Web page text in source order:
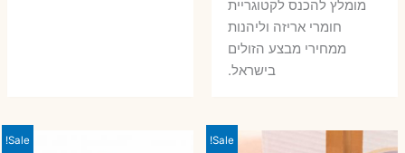
מומלץ להכנס לקטוגריית
חומרי אריזה וליהנות
ממחירי מבצע הזולים
בישראל.
Sale!
Sale!